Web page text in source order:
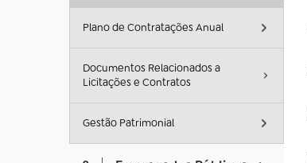
Plano de Contratações Anual
Documentos Relacionados a
Licitações e Contratos
Gestão Patrimonial